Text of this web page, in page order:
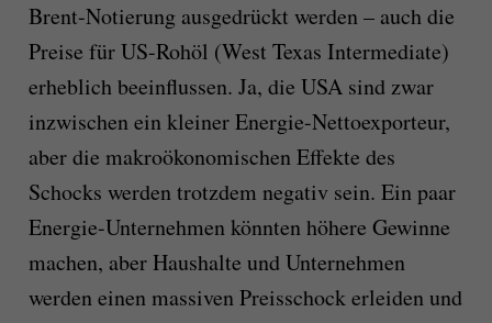
Brent-Notierung ausgedrückt werden – auch die
Preise für US-Rohöl (West Texas Intermediate)
erheblich beeinflussen. Ja, die USA sind zwar
inzwischen ein kleiner Energie-Nettoexporteur,
aber die makroökonomischen Effekte des
Schocks werden trotzdem negativ sein. Ein paar
Energie-Unternehmen könnten höhere Gewinne
machen, aber Haushalte und Unternehmen
werden einen massiven Preisschock erleiden und